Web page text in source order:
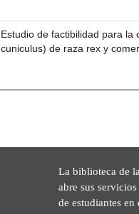
Estudio de factibilidad para
cuniculus) de raza rex y
La biblioteca de
abre sus
de estudiantes